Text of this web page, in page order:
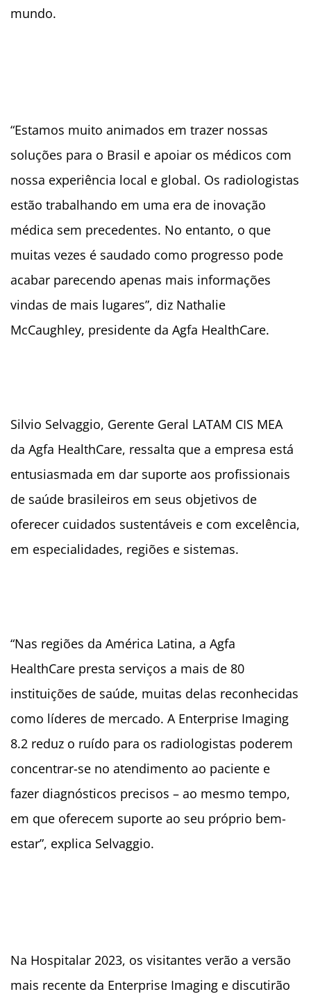
mundo.
“Estamos muito animados em trazer nossas
soluções para o Brasil e apoiar os médicos com
nossa experiência local e global. Os radiologistas
estão trabalhando em uma era de inovação
médica sem precedentes. No entanto, o que
muitas vezes é saudado como progresso pode
acabar parecendo apenas mais informações
vindas de mais lugares”, diz Nathalie
McCaughley, presidente da Agfa HealthCare.
Silvio Selvaggio, Gerente Geral LATAM CIS MEA
da Agfa HealthCare, ressalta que a empresa está
entusiasmada em dar suporte aos profissionais
de saúde brasileiros em seus objetivos de
oferecer cuidados sustentáveis e com excelência,
em especialidades, regiões e sistemas.
“Nas regiões da América Latina, a Agfa
HealthCare presta serviços a mais de 80
instituições de saúde, muitas delas reconhecidas
como líderes de mercado. A Enterprise Imaging
8.2 reduz o ruído para os radiologistas poderem
concentrar-se no atendimento ao paciente e
fazer diagnósticos precisos – ao mesmo tempo,
em que oferecem suporte ao seu próprio bem-
estar”, explica Selvaggio.
Na Hospitalar 2023, os visitantes verão a versão
mais recente da Enterprise Imaging e discutirão